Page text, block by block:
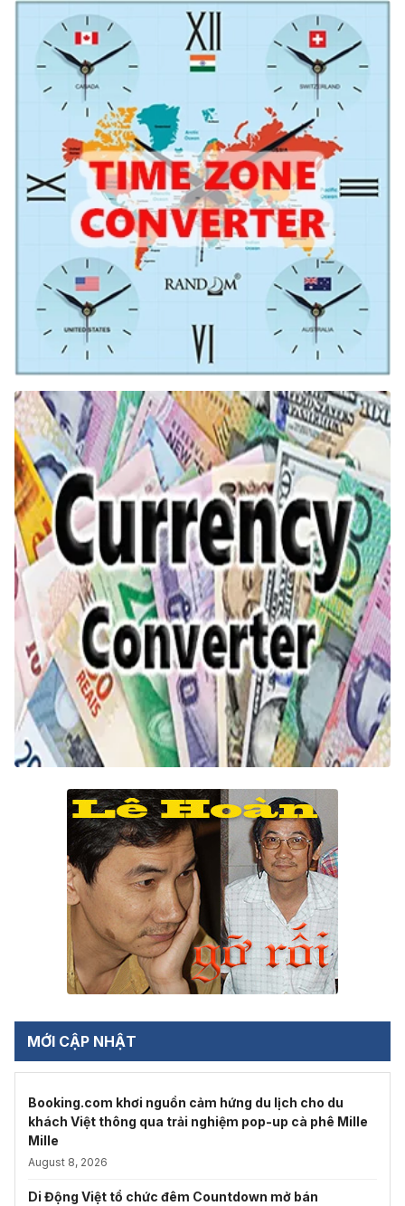
MỚI CẬP NHẬT
Booking.com khơi nguồn cảm hứng du lịch cho du
khách Việt thông qua trải nghiệm pop-up cà phê Mille
Mille
August 8, 2026
Di Động Việt tổ chức đêm Countdown mở bán